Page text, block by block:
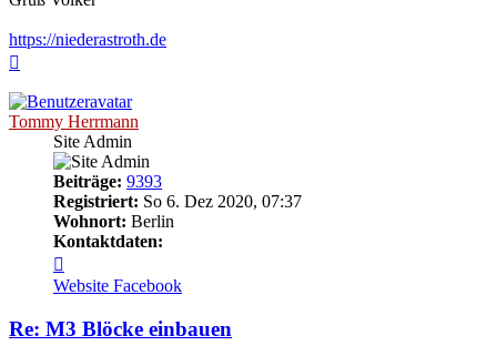
https://niederastroth.de
Tommy Herrmann
Site Admin
Beiträge: 9393
Registriert: So 6. Dez 2020, 07:37
Wohnort: Berlin
Kontaktdaten:
von
Tommy
Herrmann
Website Facebook
Re: M3 Blöcke einbauen